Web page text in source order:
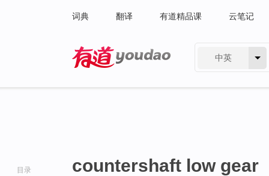
词典 翻译 有道精品课 云笔记
中英
目录 countershaft low gear